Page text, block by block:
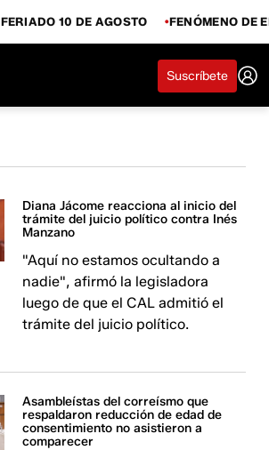
FERIADO 10 DE AGOSTO FENÓMENO DE
Suscríbete
Diana Jácome reacciona al inicio del
trámite del juicio político contra Inés
Manzano
"Aquí no estamos ocultando a
nadie", afirmó la legisladora
luego de que el CAL admitió el
trámite del juicio político.
Asambleístas del correísmo que
respaldaron reducción de edad de
consentimiento no asistieron a
comparecer